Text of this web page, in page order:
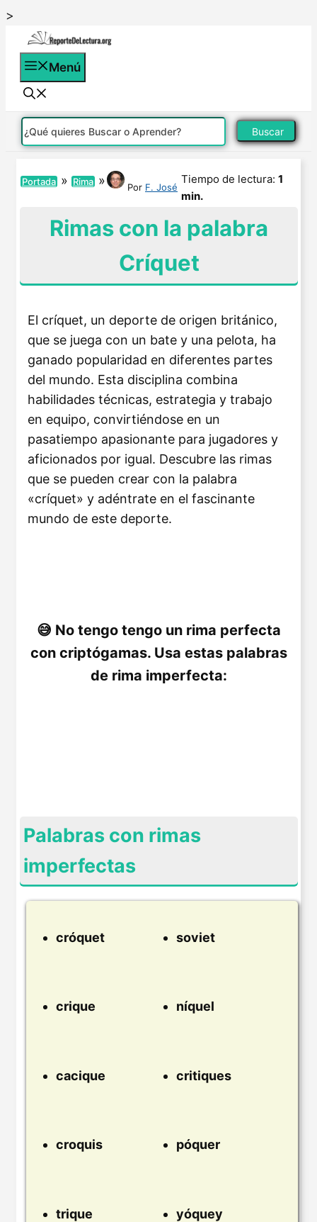
>
contenido
Menú
Buscar
Portada » Rima » Por F. José
Tiempo de lectura: 1
min.
Rimas con la palabra
Críquet
El críquet, un deporte de origen británico,
que se juega con un bate y una pelota, ha
ganado popularidad en diferentes partes
del mundo. Esta disciplina combina
habilidades técnicas, estrategia y trabajo
en equipo, convirtiéndose en un
pasatiempo apasionante para jugadores y
aficionados por igual. Descubre las rimas
que se pueden crear con la palabra
«críquet» y adéntrate en el fascinante
mundo de este deporte.
No tengo tengo un rima perfecta
con criptógamas. Usa estas palabras
de rima imperfecta:
Palabras con rimas
imperfectas
cróquet soviet
crique níquel
cacique critiques
croquis póquer
trique yóquey